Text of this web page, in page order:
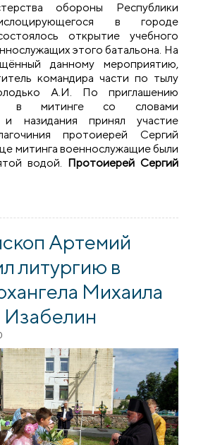
обороны Республики
в городе
открытие учебного
этого батальона. На
данному мероприятию,
командира части по тылу
А.И. По приглашению
в митинге со словами
и назидания принял участие
протоиерей Сергий
митинга военнослужащие были
водой. Протоиерей Сергий
стрелковом батальоне ВЧ
Артемий
литургию в
Михаила